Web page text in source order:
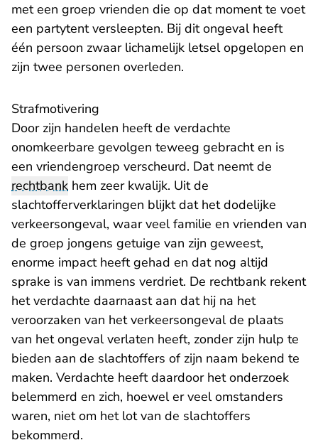
met een groep vrienden die op dat moment te voet
een partytent versleepten. Bij dit ongeval heeft
één persoon zwaar lichamelijk letsel opgelopen en
zijn twee personen overleden.
Strafmotivering
Door zijn handelen heeft de verdachte
onomkeerbare gevolgen teweeg gebracht en is
een vriendengroep verscheurd. Dat neemt de
rechtbank hem zeer kwalijk. Uit de
slachtofferverklaringen blijkt dat het dodelijke
verkeersongeval, waar veel familie en vrienden van
de groep jongens getuige van zijn geweest,
enorme impact heeft gehad en dat nog altijd
sprake is van immens verdriet. De rechtbank rekent
het verdachte daarnaast aan dat hij na het
veroorzaken van het verkeersongeval de plaats
van het ongeval verlaten heeft, zonder zijn hulp te
bieden aan de slachtoffers of zijn naam bekend te
maken. Verdachte heeft daardoor het onderzoek
belemmerd en zich, hoewel er veel omstanders
waren, niet om het lot van de slachtoffers
bekommerd.